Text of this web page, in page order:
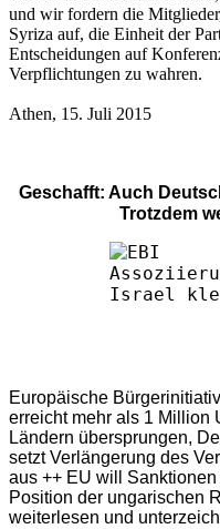
und wir fordern die
Syriza auf, die Einheit der
Entscheidungen auf
Verpflichtungen zu wahren.
Athen, 15. Juli 2015
Geschafft: Auch
Trotzdem
Europäische
erreicht mehr als 1 Million
Ländern übersprungen,
setzt Verlängerung des
aus ++ EU will
Position der ungarischen
weiterlesen und